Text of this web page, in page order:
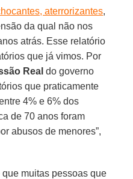
aterrorizantes,
da qual não nos
atrás. Esse relatório
que já vimos. Por
Real do governo
que praticamente
4% e 6% dos
de 70 anos foram
abusos de menores”,
muitas pessoas que